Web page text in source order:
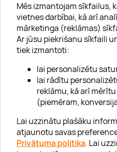
Mēs izmantojam sīkfailus,
vietnes darbībai, kā arī
mārketinga (reklāmas)
Ar jūsu piekrišanu sīkfaili
tiek izmantoti:
lai personalizētu
lai rādītu
reklāmu, kā arī
(piemēram,
Lai uzzinātu plašāku
atjaunotu savas
Privātuma politika. Lai
Par "Lieliska dāvana"
Uzņēmumiem
Palīdzība